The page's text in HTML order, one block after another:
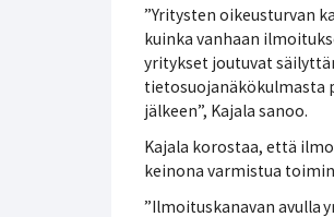
”Yritysten oikeusturvan
kuinka vanhaan
yritykset joutuvat
tietosuojanäkökulmasta
jälkeen”, Kajala sanoo.
Kajala korostaa, että
keinona varmistua
”Ilmoituskanavan avulla